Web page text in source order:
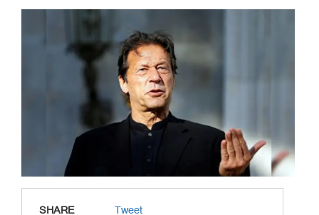
SHARE
Tweet